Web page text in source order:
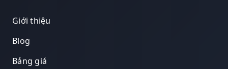
Giới thiệu
Blog
Bảng giá